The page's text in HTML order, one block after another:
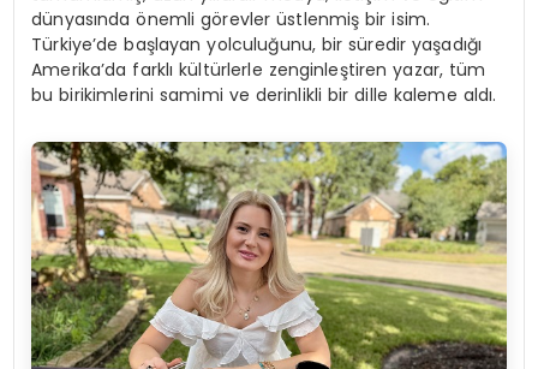
dünyasında önemli görevler üstlenmiş bir isim.
Türkiye’de başlayan yolculuğunu, bir süredir yaşadığı
Amerika’da farklı kültürlerle zenginleştiren yazar, tüm
bu birikimlerini samimi ve derinlikli bir dille kaleme aldı.